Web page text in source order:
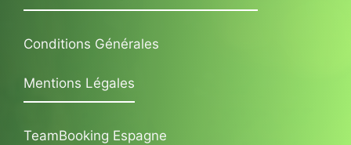
Conditions Générales
Mentions Légales
TeamBooking Espagne